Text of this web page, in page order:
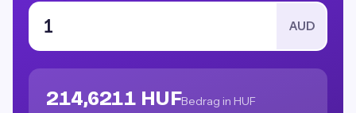
AUD
214,6211 HUFBedrag in HUF